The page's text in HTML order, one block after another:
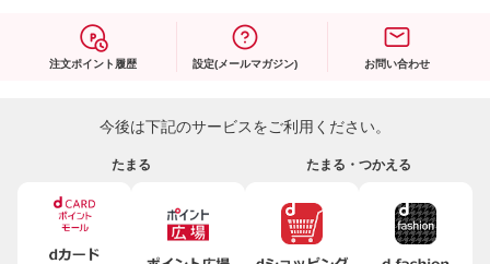
注文ポイント履歴 設定(メールマガジン) お問い合わせ
今後は下記のサービスをご利用ください。
たまる たまる・つかえる